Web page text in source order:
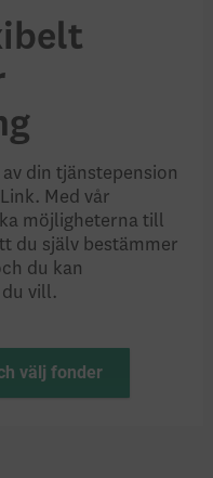
din tjänstepension
Med vår
möjligheterna till
du själv bestämmer
du kan
vill.
välj fonder